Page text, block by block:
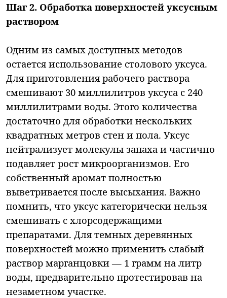
Шаг 2. Обработка поверхностей уксусным
раствором
Одним из самых доступных методов
остается использование столового уксуса.
Для приготовления рабочего раствора
смешивают 30 миллилитров уксуса с 240
миллилитрами воды. Этого количества
достаточно для обработки нескольких
квадратных метров стен и пола. Уксус
нейтрализует молекулы запаха и частично
подавляет рост микроорганизмов. Его
собственный аромат полностью
выветривается после высыхания. Важно
помнить, что уксус категорически нельзя
смешивать с хлорсодержащими
препаратами. Для темных деревянных
поверхностей можно применить слабый
раствор марганцовки — 1 грамм на литр
воды, предварительно протестировав на
незаметном участке.